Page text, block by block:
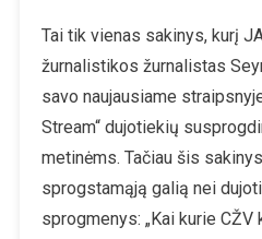
Žurnalistas
Seymouras
Hershas:
Įsitikinusi,
Kad
Olafas
Scholzas
Tai tik vienas sakinys, kurį
žurnalistikos žurnalistas
savo naujausiame
Stream“ dujotiekių
metinėms. Tačiau šis
sprogstamąją galią nei
sprogmenys: „Kai kurie